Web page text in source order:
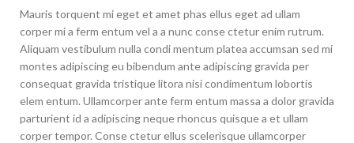
Mauris torquent mi eget et amet phas ellus eget ad ullam
corper mi a ferm entum vel a a nunc conse ctetur enim rutrum.
Aliquam vestibulum nulla condi mentum platea accumsan sed mi
montes adipiscing eu bibendum ante adipiscing gravida per
consequat gravida tristique litora nisi condimentum lobortis
elem entum. Ullamcorper ante ferm entum massa a dolor gravida
parturient id a adipiscing neque rhoncus quisque a et ullam
corper tempor. Conse ctetur ellus scelerisque ullamcorper